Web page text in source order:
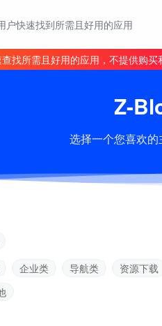
户快速找到所需且好用的应用
找所需且好用的应用，不提供购
Z-
选择一个您喜欢
企业类 导航类 资源下载